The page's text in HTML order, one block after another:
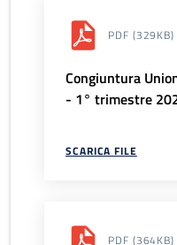
PDF (329KB)
Congiuntura
- 1° trimestre
SCARICA FILE
PDF (364KB)